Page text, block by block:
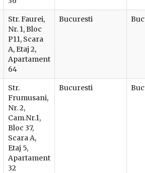
Str. Faurei,
Nr. 1, Bloc
P11, Scara
A, Etaj 2,
Apartament
64
Bucuresti
Str.
Frumusani,
Nr. 2,
Cam.Nr.1,
Bloc 37,
Scara A,
Etaj 5,
Apartament
32
Bucuresti